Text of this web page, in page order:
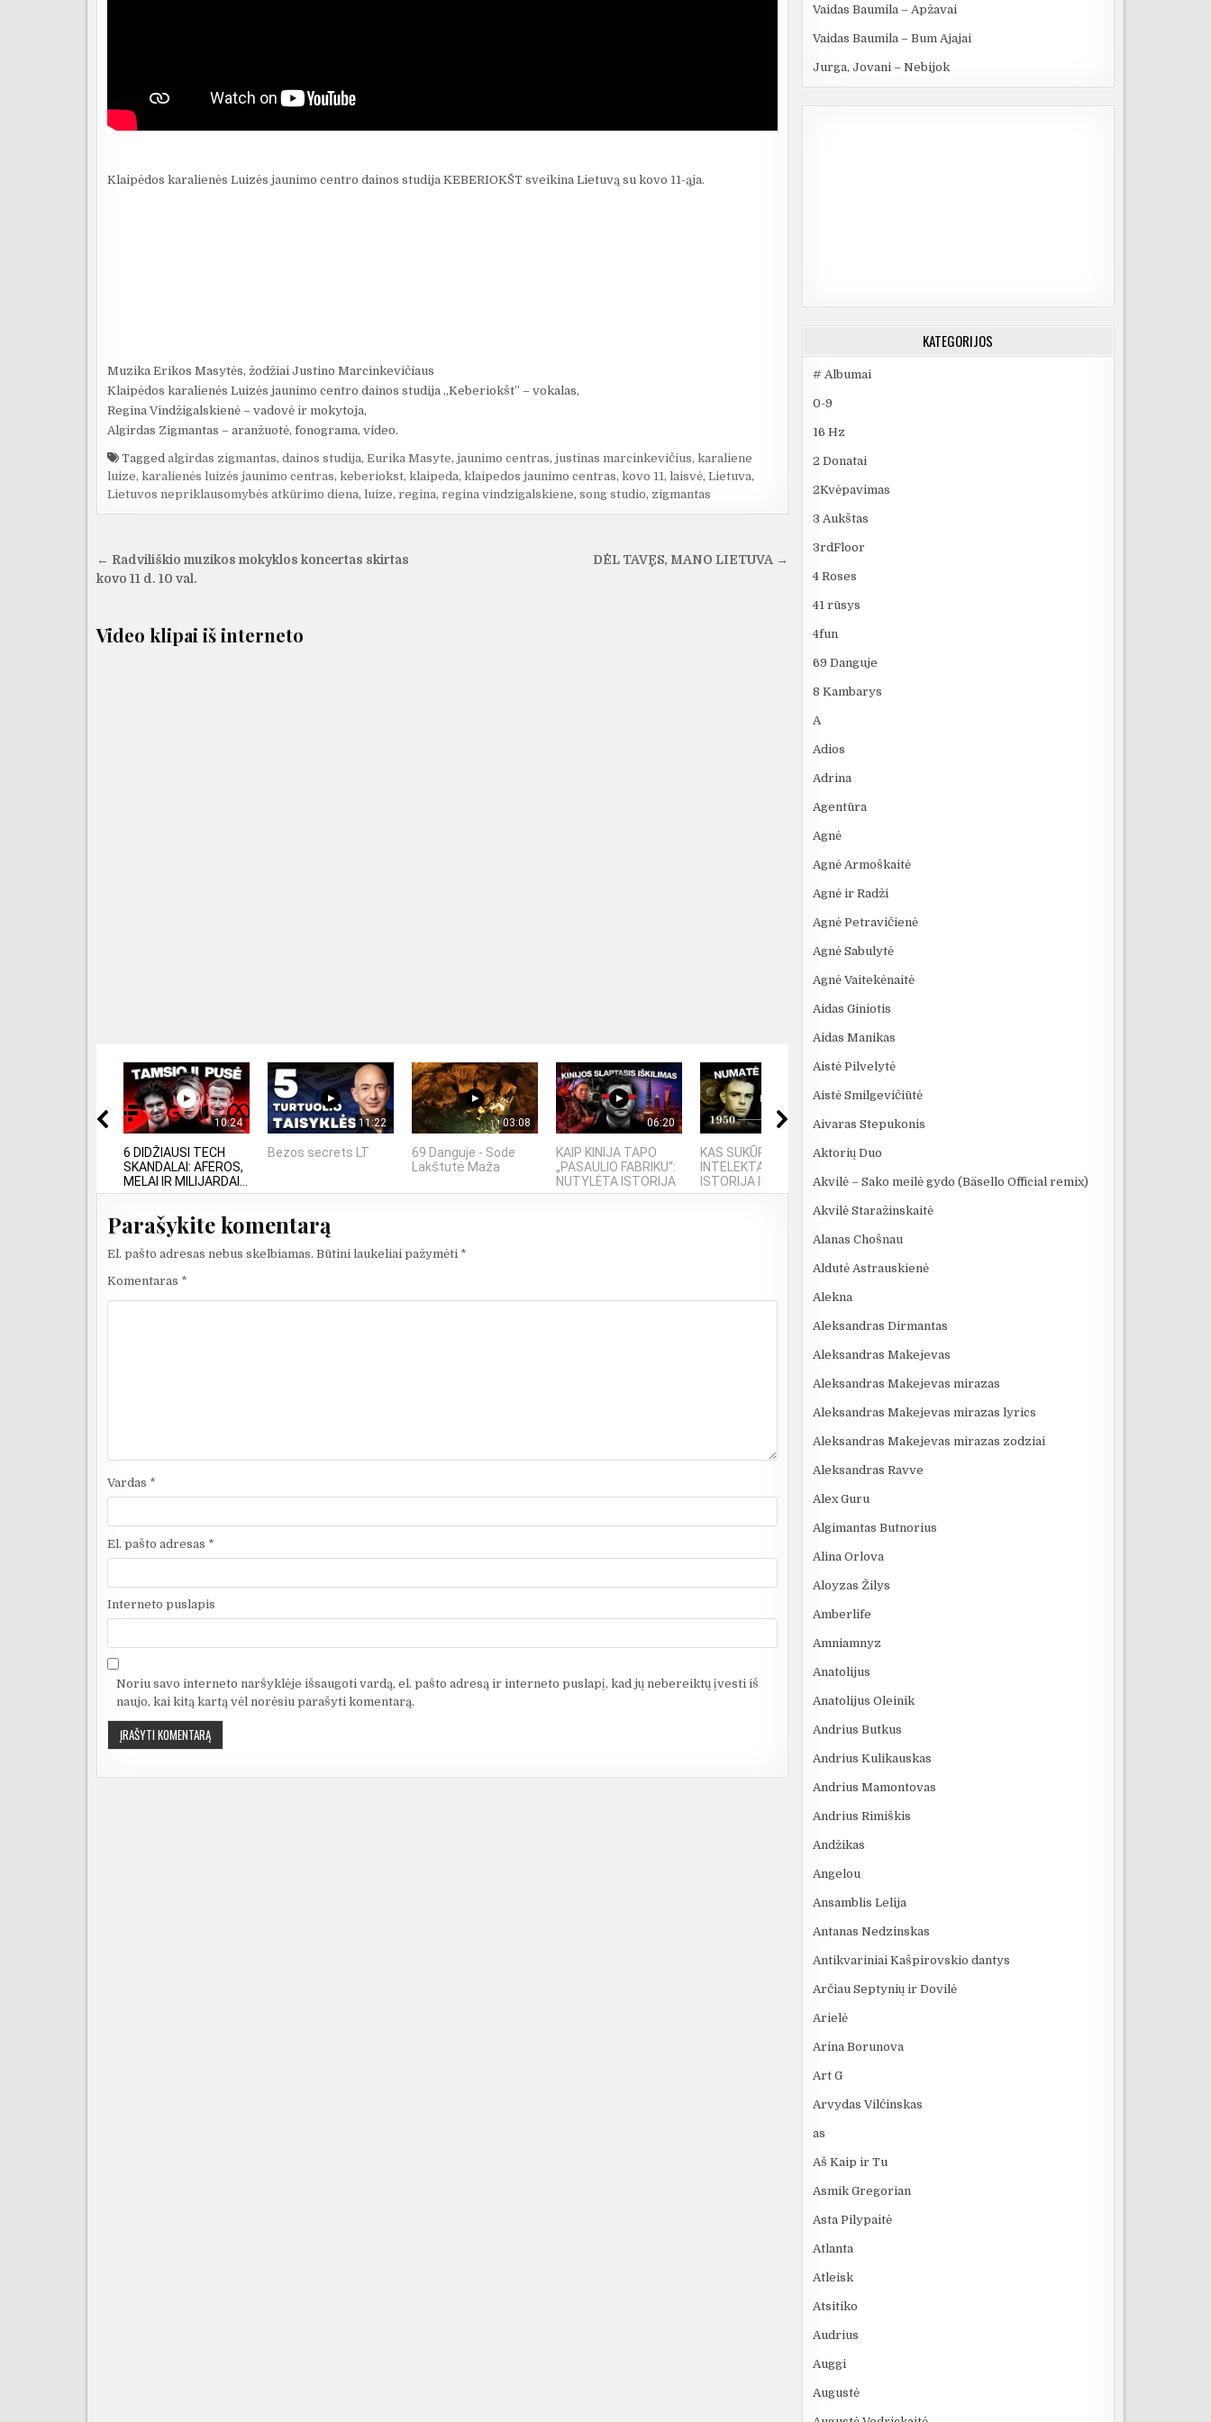
Klaipėdos karalienės Luizės jaunimo centro dainos studija KEBERIOKŠT sveikina Lietuvą su kovo 11-ąja.
Muzika Erikos Masytės, žodžiai Justino Marcinkevičiaus
Klaipėdos karalienės Luizės jaunimo centro dainos studija „Keberiokšt” – vokalas,
Regina Vindžigalskienė – vadovė ir mokytoja,
Algirdas Zigmantas – aranžuotė, fonograma, video.
Tagged algirdas zigmantas, dainos studija, Eurika Masyte, jaunimo centras, justinas marcinkevičius, karaliene
luize, karalienės luizės jaunimo centras, keberiokst, klaipeda, klaipedos jaunimo centras, kovo 11, laisvė, Lietuva,
Lietuvos nepriklausomybės atkūrimo diena, luize, regina, regina vindzigalskiene, song studio, zigmantas
Navigacija
tarp
DĖL TAVĘS, MANO LIETUVA →
← Radviliškio muzikos mokyklos koncertas skirtas
kovo 11 d. 10 val.
Video klipai iš interneto
10:24
6 DIDŽIAUSI TECH
SKANDALAI: AFEROS,
MELAI IR MILIJARDAI...
11:22
Bezos secrets LT
03:08
69 Danguje - Sode
Lakštutė Maža
06:20
KAIP KINIJA TAPO
„PASAULIO FABRIKU“:
NUTYLĖTA ISTORIJA
07:18
KAS SUKŪRĖ DIRBTINĮ
INTELEKTĄ? KILMĖS
ISTORIJA IR FAKTAI
Se7en – kai tamsa
TECHNOLOGIJŲ,...
Parašykite komentarą
El. pašto adresas nebus skelbiamas. Būtini laukeliai pažymėti *
Komentaras *
Vardas *
El. pašto adresas *
Interneto puslapis
Noriu savo interneto naršyklėje išsaugoti vardą, el. pašto adresą ir interneto puslapį, kad jų nebereiktų įvesti iš
naujo, kai kitą kartą vėl norėsiu parašyti komentarą.
Vaidas Baumila – Apžavai
Vaidas Baumila – Bum Ajajai
Jurga, Jovani – Nebijok
KATEGORIJOS
# Albumai
0-9
16 Hz
2 Donatai
2Kvėpavimas
3 Aukštas
3rdFloor
4 Roses
41 rūsys
4fun
69 Danguje
8 Kambarys
A
Adios
Adrina
Agentūra
Agnė
Agnė Armoškaitė
Agnė ir Radži
Agnė Petravičienė
Agnė Sabulytė
Agnė Vaitekėnaitė
Aidas Giniotis
Aidas Manikas
Aistė Pilvelytė
Aistė Smilgevičiūtė
Aivaras Stepukonis
Aktorių Duo
Akvilė – Sako meilė gydo (Bäsello Official remix)
Akvilė Staražinskaitė
Alanas Chošnau
Aldutė Astrauskienė
Alekna
Aleksandras Dirmantas
Aleksandras Makejevas
Aleksandras Makejevas mirazas
Aleksandras Makejevas mirazas lyrics
Aleksandras Makejevas mirazas zodziai
Aleksandras Ravve
Alex Guru
Algimantas Butnorius
Alina Orlova
Aloyzas Žilys
Amberlife
Amniamnyz
Anatolijus
Anatolijus Oleinik
Andrius Butkus
Andrius Kulikauskas
Andrius Mamontovas
Andrius Rimiškis
Andžikas
Angelou
Ansamblis Lelija
Antanas Nedzinskas
Antikvariniai Kašpirovskio dantys
Arčiau Septynių ir Dovilė
Arielė
Arina Borunova
Art G
Arvydas Vilčinskas
as
Aš Kaip ir Tu
Asmik Gregorian
Asta Pilypaitė
Atlanta
Atleisk
Atsitiko
Audrius
Auggi
Augustė